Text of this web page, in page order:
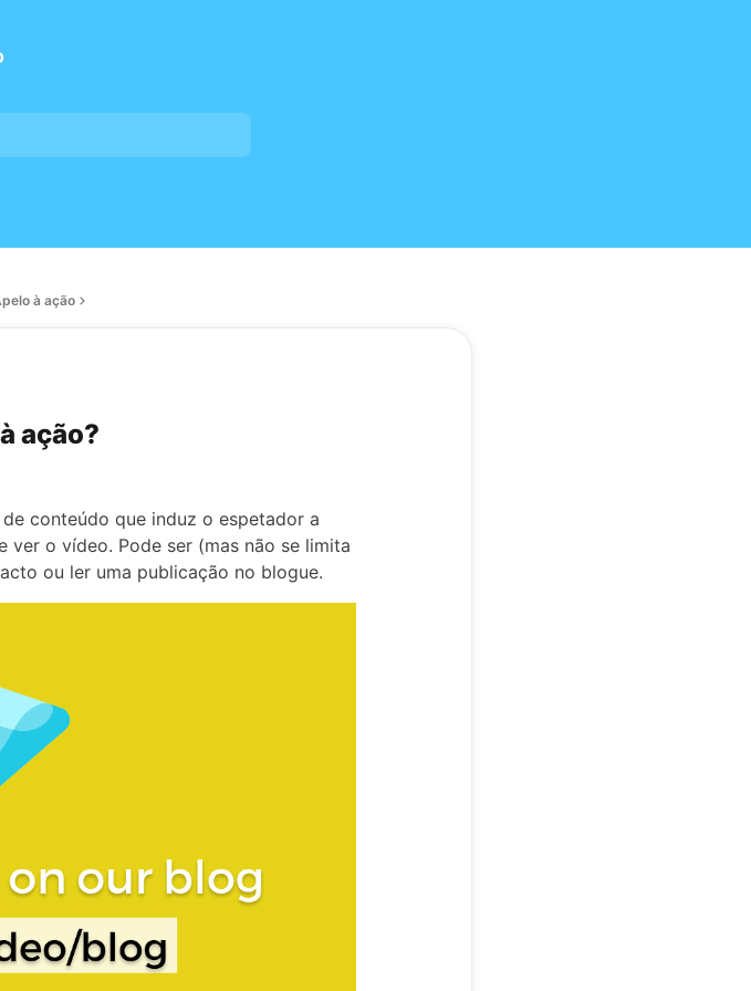
à ação
ação?
conteúdo que induz o espetador a
ver o vídeo. Pode ser (mas não se limita
ou ler uma publicação no blogue.